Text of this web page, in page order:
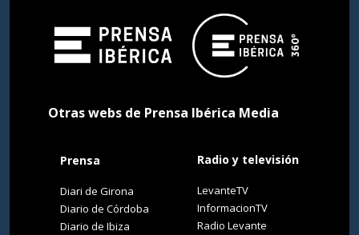
Otras webs de Prensa Ibérica Media
Prensa
Diari de Girona
Diario de Córdoba
Diario de Ibiza
Radio y televisión
LevanteTV
InformacionTV
Radio Levante